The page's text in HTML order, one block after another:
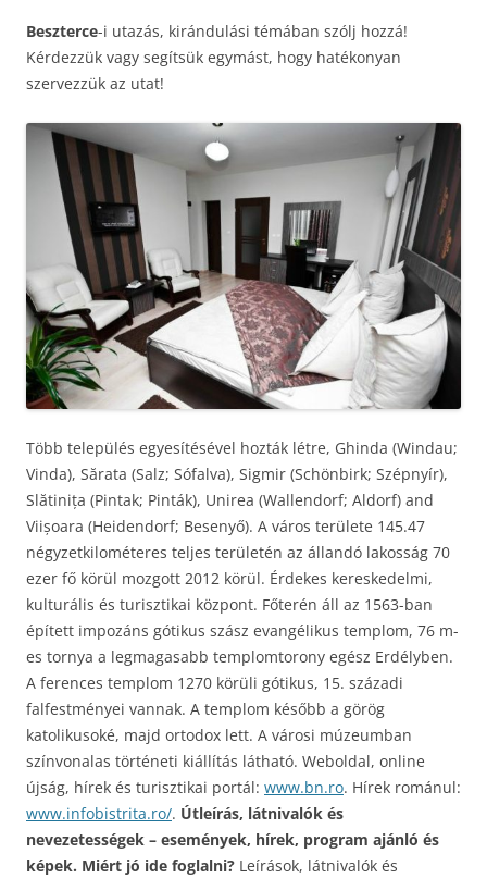
Beszterce-i utazás, kirándulási témában szólj hozzá!
Kérdezzük vagy segítsük egymást, hogy hatékonyan
szervezzük az utat!
Több település egyesítésével hozták létre, Ghinda (Windau;
Vinda), Sărata (Salz; Sófalva), Sigmir (Schönbirk; Szépnyír),
Slătinița (Pintak; Pinták), Unirea (Wallendorf; Aldorf) and
Viișoara (Heidendorf; Besenyő). A város területe 145.47
négyzetkilométeres teljes területén az állandó lakosság 70
ezer fő körül mozgott 2012 körül. Érdekes kereskedelmi,
kulturális és turisztikai központ. Főterén áll az 1563-ban
épített impozáns gótikus szász evangélikus templom, 76 m-
es tornya a legmagasabb templomtorony egész Erdélyben.
A ferences templom 1270 körüli gótikus, 15. századi
falfestményei vannak. A templom később a görög
katolikusoké, majd ortodox lett. A városi múzeumban
színvonalas történeti kiállítás látható. Weboldal, online
újság, hírek és turisztikai portál: www.bn.ro. Hírek románul:
www.infobistrita.ro/. Útleírás, látnivalók és
nevezetességek – események, hírek, program ajánló és
képek. Miért jó ide foglalni? Leírások, látnivalók és